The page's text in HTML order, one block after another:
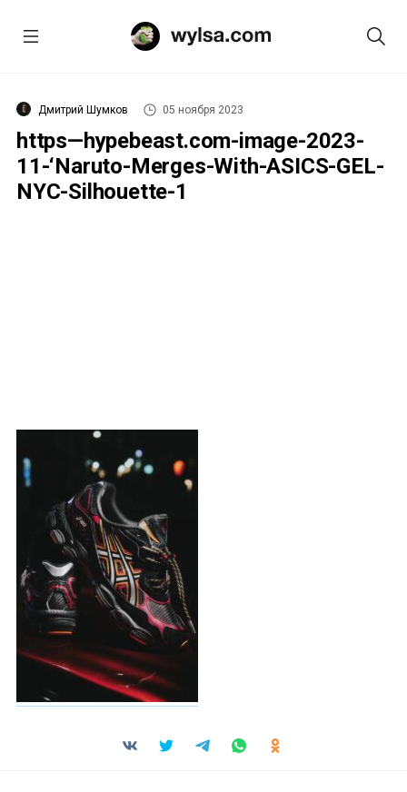
Дмитрий Шумков 05 ноября 2023
https—hypebeast.com-image-2023-
11-‘Naruto-Merges-With-ASICS-GEL-
NYC-Silhouette-1